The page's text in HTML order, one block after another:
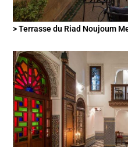
> Terrasse du Riad Noujoum